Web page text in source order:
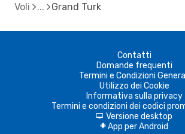
Voli Grand Turk
Contatti
Domande frequenti
Termini e Condizioni
Utilizzo dei Cookie
Informativa sulla privacy
Termini e condizioni dei codici
d Versione desktop
A App per Android